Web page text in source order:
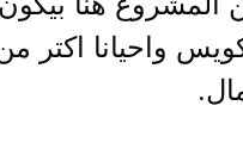
واحيانا اكتر